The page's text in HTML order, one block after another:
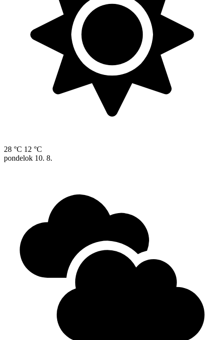
28 °C 12 °C
pondelok 10. 8.